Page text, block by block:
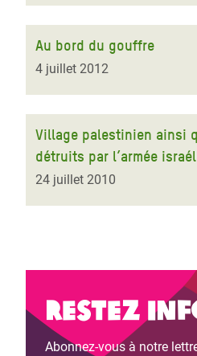
Au bord du gouffre
4 juillet 2012
Village palestinien ainsi
détruits par l’armée
24 juillet 2010
Restez
Abonnez-vous à notre